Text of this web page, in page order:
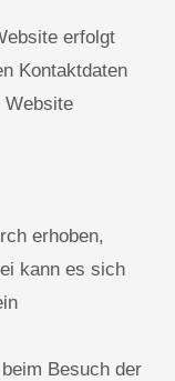
erfolgt
Kontaktdaten
Website
erhoben,
kann es sich
Besuch der